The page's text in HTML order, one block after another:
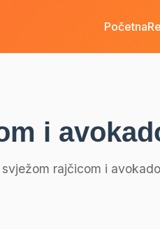
Početna
i
rajčicom i